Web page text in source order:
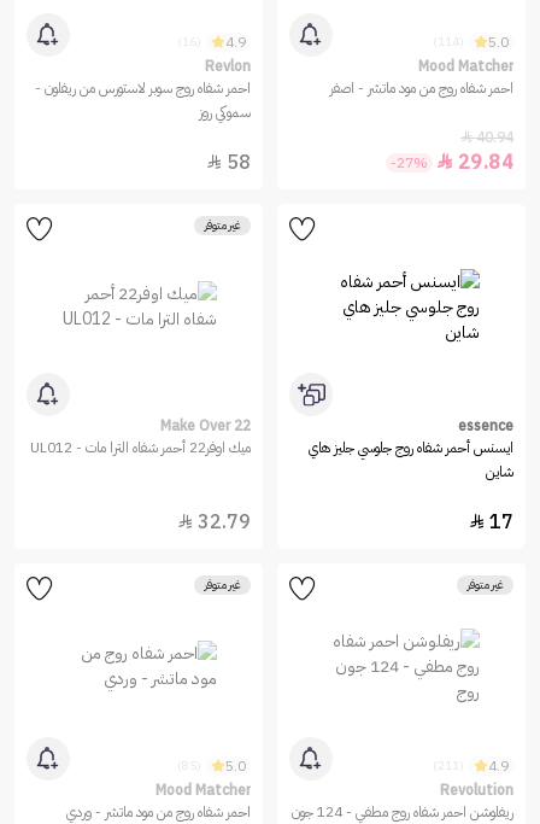
5.0
Mood Matcher
احمر شفاه روج من مود ماتشر - اصفر
40.94

29.84

-27%
4.9
Revlon
احمر شفاه روج سوبر لاستورس من ريفلون -
سموكي روز
58

essence
ايسنس أحمر شفاه روج جلوسي جليز هاي
شاين
17

غير متوفر
Make Over 22
ميك اوفر22 أحمر شفاه الترا مات - UL012
32.79

غير متوفر
4.9
Revolution
ريفلوشن احمر شفاه روج مطفي - 124 جون
غير متوفر
5.0
Mood Matcher
احمر شفاه روج من مود ماتشر - وردي